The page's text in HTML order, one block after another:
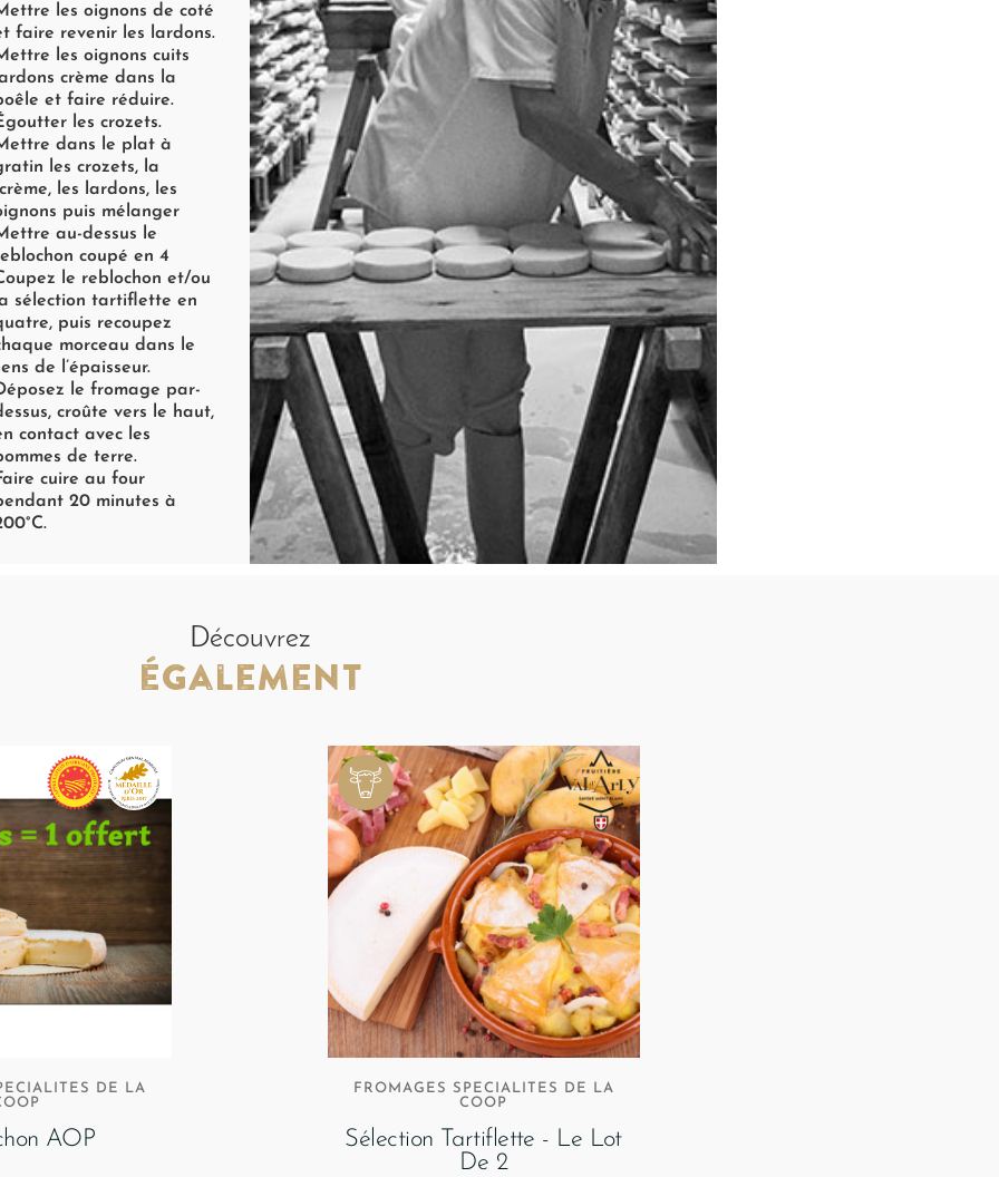
les oignons de coté
faire revenir les lardons.
les oignons cuits
crème dans la
et faire réduire.
les crozets.
dans le plat à
les crozets, la
crème, les lardons, les
puis mélanger
au-dessus le
coupé en 4
le reblochon et/ou
sélection tartiflette en
puis recoupez
morceau dans le
de l’épaisseur.
le fromage par-
croûte vers le haut,
contact avec les
de terre.
cuire au four
20 minutes à
Découvrez
également
DE LA
AOP
FROMAGES SPECIALITES DE LA
COOP
Sélection Tartiflette - Le Lot
De 2